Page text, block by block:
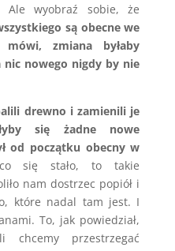
Ale wyobraź sobie, że
są obecne we
zmiana byłaby
nic nowego nigdy by nie
drewno i zamienili je
się żadne nowe
od początku obecny w
się stało, to takie
nam dostrzec popiół i
które nadal tam jest. I
To, jak powiedział,
chcemy przestrzegać